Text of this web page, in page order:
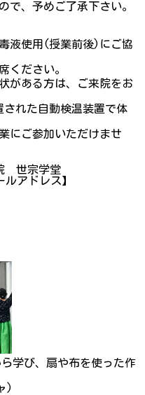
で、予めご了承下さい。
液使用(授業前後)にご協
ください。
がある方は、ご来院をお
された自動検温装置で体
にご参加いただけませ
世宗学堂
ルアドレス】
学び、扇や布を使った作
ャ)